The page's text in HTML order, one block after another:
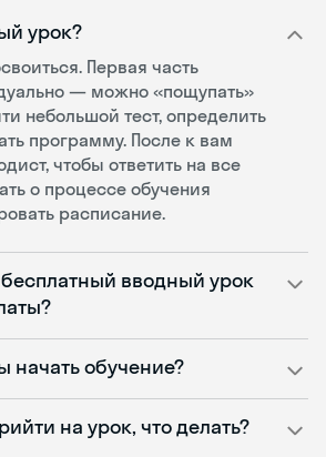
урок?
Первая часть
— можно «пощупать»
небольшой тест, определить
программу. После к вам
чтобы ответить на все
о процессе обучения
расписание.
бесплатный вводный урок
начать обучение?
на урок, что делать?